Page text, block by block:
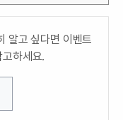
알고 싶다면 이벤트
하세요.